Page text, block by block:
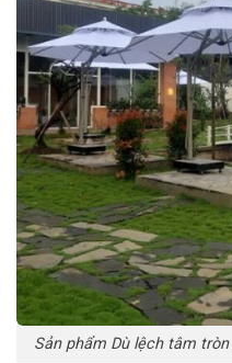
Sản phẩm Dù lệch tâm